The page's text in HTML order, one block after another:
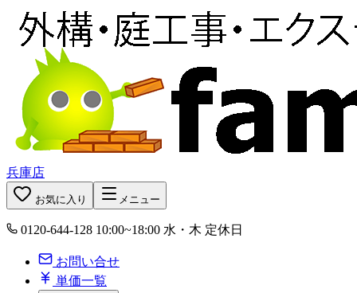
兵庫店
お気に入り メニュー
0120-644-128 10:00~18:00 水・木 定休日
お問い合せ
単価一覧